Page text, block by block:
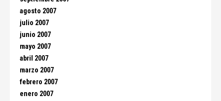
agosto 2007
julio 2007
junio 2007
mayo 2007
abril 2007
marzo 2007
febrero 2007
enero 2007